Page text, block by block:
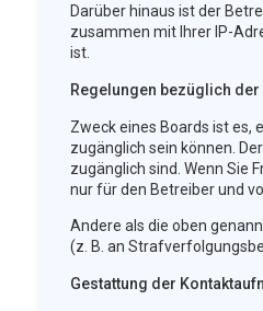
Darüber hinaus ist der
zusammen mit Ihrer IP-
ist.
Regelungen bezüglich der
Zweck eines Boards ist es,
zugänglich sein können.
zugänglich sind. Wenn Sie
nur für den Betreiber und
Andere als die oben
(z. B. an
Gestattung der